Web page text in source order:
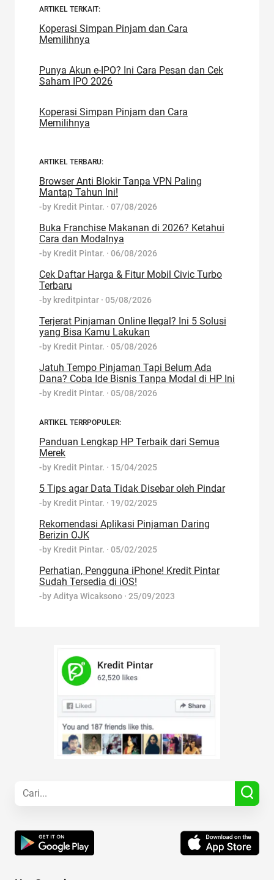
ARTIKEL TERKAIT:
Koperasi Simpan Pinjam dan Cara
Memilihnya
Punya Akun e-IPO? Ini Cara Pesan dan Cek
Saham IPO 2026
Koperasi Simpan Pinjam dan Cara
Memilihnya
ARTIKEL TERBARU:
Browser Anti Blokir Tanpa VPN Paling
Mantap Tahun Ini!
-by Kredit Pintar. · 07/08/2026
Buka Franchise Makanan di 2026? Ketahui
Cara dan Modalnya
-by Kredit Pintar. · 06/08/2026
Cek Daftar Harga & Fitur Mobil Civic Turbo
Terbaru
-by kreditpintar · 05/08/2026
Terjerat Pinjaman Online Ilegal? Ini 5 Solusi
yang Bisa Kamu Lakukan
-by Kredit Pintar. · 05/08/2026
Jatuh Tempo Pinjaman Tapi Belum Ada
Dana? Coba Ide Bisnis Tanpa Modal di HP Ini
-by Kredit Pintar. · 05/08/2026
ARTIKEL TERRPOPULER:
Panduan Lengkap HP Terbaik dari Semua
Merek
-by Kredit Pintar. · 15/04/2025
5 Tips agar Data Tidak Disebar oleh Pindar
-by Kredit Pintar. · 19/02/2025
Rekomendasi Aplikasi Pinjaman Daring
Berizin OJK
-by Kredit Pintar. · 05/02/2025
Perhatian, Pengguna iPhone! Kredit Pintar
Sudah Tersedia di iOS!
-byAditya Wicaksono · 25/09/2023